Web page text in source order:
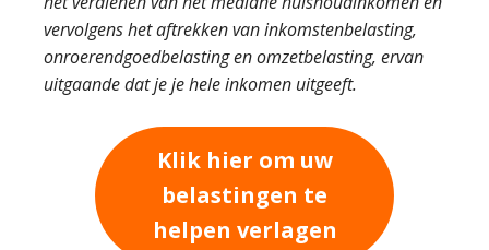
vervolgens het aftrekken van inkomstenbelasting,
onroerendgoedbelasting en omzetbelasting, ervan
uitgaande dat je je hele inkomen uitgeeft.
Klik hier om uw
belastingen te
helpen verlagen